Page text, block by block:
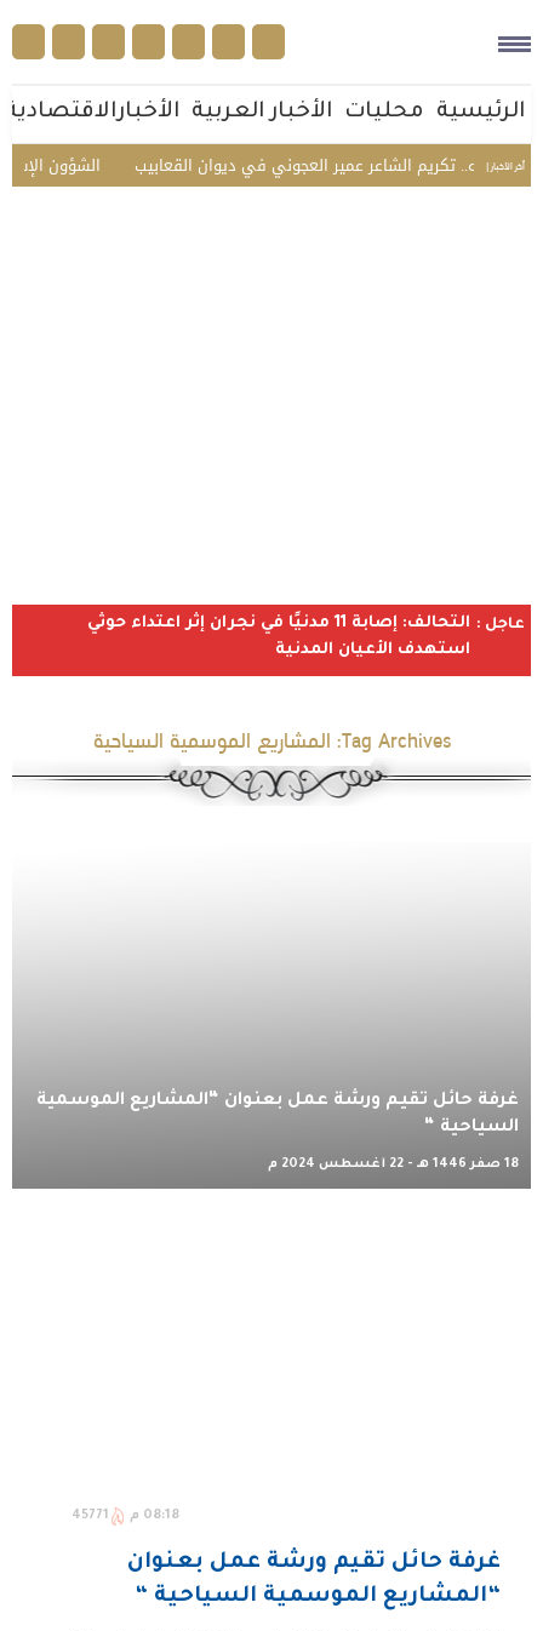
الرئيسية محليات الأخبار العربية الأخبارالاقتصادية
أخر الأخبار | الشؤون تكريم الشاعر عمير العجوني في ديوان القعابيب
عاجل :
التحالف: إصابة 11 مدنيًا في نجران إثر اعتداء حوثي
استهدف الأعيان المدنية
Tag Archives: المشاريع الموسمية السياحية
غرفة حائل تقيم ورشة عمل بعنوان “المشاريع الموسمية
السياحية “
18 صفر 1446 هـ - 22 أغسطس 2024 م
08:18 م 45771
غرفة حائل تقيم ورشة عمل بعنوان
“المشاريع الموسمية السياحية “